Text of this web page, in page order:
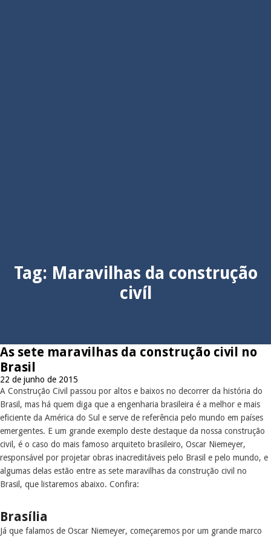
Tag: Maravilhas da construção
civíl
As sete maravilhas da construção civil no
Brasil
22 de junho de 2015
A Construção Civil passou por altos e baixos no decorrer da história do
Brasil, mas há quem diga que a engenharia brasileira é a melhor e mais
eficiente da América do Sul e serve de referência pelo mundo em países
emergentes. E um grande exemplo deste destaque da nossa construção
civil, é o caso do mais famoso arquiteto brasileiro, Oscar Niemeyer,
responsável por projetar obras inacreditáveis pelo Brasil e pelo mundo, e
algumas delas estão entre as sete maravilhas da construção civil no
Brasil, que listaremos abaixo. Confira:
Brasília
Já que falamos de Oscar Niemeyer, começaremos por um grande marco